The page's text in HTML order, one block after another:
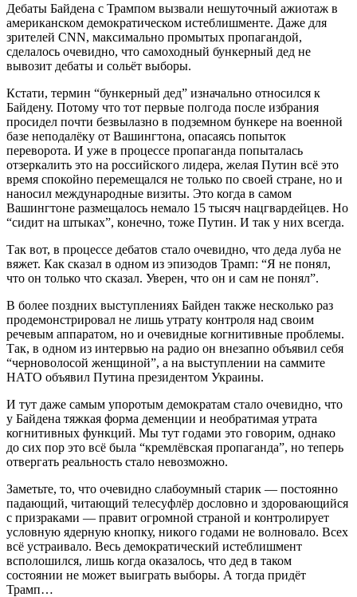
Дебаты Байдена с Трампом вызвали нешуточный ажиотаж в
американском демократическом истеблишменте. Даже для
зрителей CNN, максимально промытых пропагандой,
сделалось очевидно, что самоходный бункерный дед не
вывозит дебаты и сольёт выборы.
Кстати, термин “бункерный дед” изначально относился к
Байдену. Потому что тот первые полгода после избрания
просидел почти безвылазно в подземном бункере на военной
базе неподалёку от Вашингтона, опасаясь попыток
переворота. И уже в процессе пропаганда попыталась
отзеркалить это на российского лидера, желая Путин всё это
время спокойно перемещался не только по своей стране, но и
наносил международные визиты. Это когда в самом
Вашингтоне размещалось немало 15 тысяч нацгвардейцев. Но
“сидит на штыках”, конечно, тоже Путин. И так у них всегда.
Так вот, в процессе дебатов стало очевидно, что деда луба не
вяжет. Как сказал в одном из эпизодов Трамп: “Я не понял,
что он только что сказал. Уверен, что он и сам не понял”.
В более поздних выступлениях Байден также несколько раз
продемонстрировал не лишь утрату контроля над своим
речевым аппаратом, но и очевидные когнитивные проблемы.
Так, в одном из интервью на радио он внезапно объявил себя
“черноволосой женщиной”, а на выступлении на саммите
НАТО объявил Путина президентом Украины.
И тут даже самым упоротым демократам стало очевидно, что
у Байдена тяжкая форма деменции и необратимая утрата
когнитивных функций. Мы тут годами это говорим, однако
до сих пор это всё была “кремлёвская пропаганда”, но теперь
отвергать реальность стало невозможно.
Заметьте, то, что очевидно слабоумный старик — постоянно
падающий, читающий телесуфлёр дословно и здоровающийся
с призраками — правит огромной страной и контролирует
условную ядерную кнопку, никого годами не волновало. Всех
всё устраивало. Весь демократический истеблишмент
всполошился, лишь когда оказалось, что дед в таком
состоянии не может выиграть выборы. А тогда придёт
Трамп…